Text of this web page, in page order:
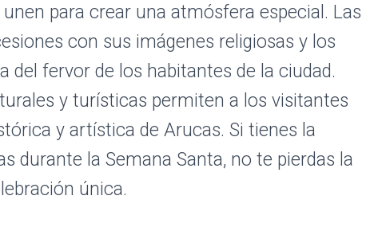
para crear una atmósfera especial. Las
con sus imágenes religiosas y los
del fervor de los habitantes de la ciudad.
y turísticas permiten a los visitantes
y artística de Arucas. Si tienes la
durante la Semana Santa, no te pierdas la
única.